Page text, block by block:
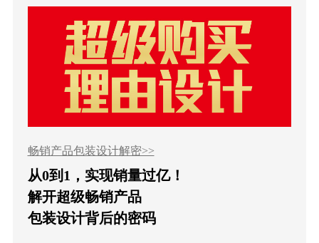
畅销产品包装设计解密>>
从0到1，实现销量过亿！
解开超级畅销产品
包装设计背后的密码